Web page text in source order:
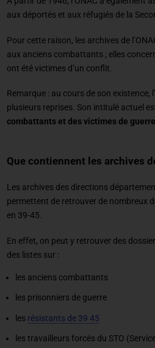
aux déportés et aux réfugiés de la
Pour cette raison, les archives de
aux anciens combattants ; elles
ont été victimes d’un conflit.
Remarque : au cours de son existence,
plusieurs reprises. Son intitulé actuel
combattants et des victimes de guerre
Que contiennent les archives
Les archives des directions
permettent de retrouver de nombreux
en 39-45.
En effet, on peut y retrouver des
des listes sur :
les anciens combattants
les prisonniers de guerre
les résistants de 39 45
les travailleurs forcés du STO